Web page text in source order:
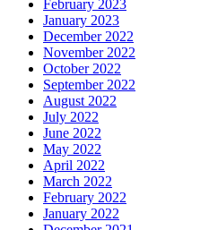
February 2023
January 2023
December 2022
November 2022
October 2022
September 2022
August 2022
July 2022
June 2022
May 2022
April 2022
March 2022
February 2022
January 2022